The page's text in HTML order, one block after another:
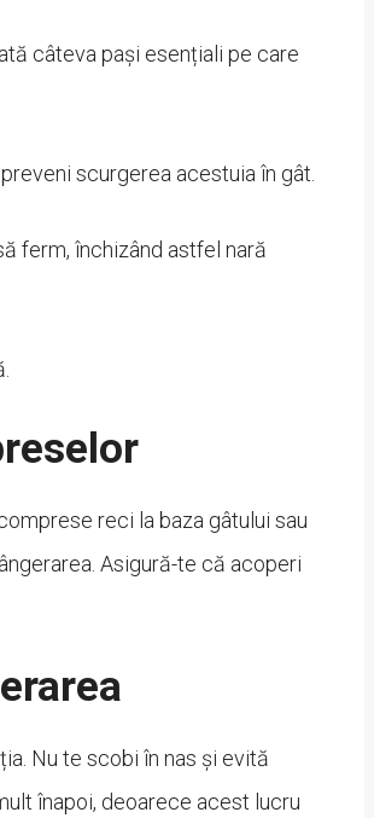
câteva pași esențiali pe care
scurgerea acestuia în gât.
ferm, închizând astfel nară
reci la baza gâtului sau
Asigură-te că acoperi
Nu te scobi în nas și evită
înapoi, deoarece acest lucru